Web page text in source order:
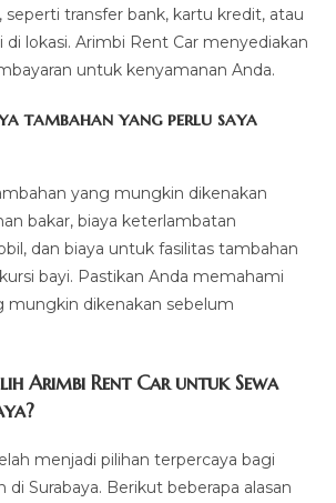
transfer bank, kartu kredit, atau
lokasi. Arimbi Rent Car menyediakan
untuk kenyamanan Anda.
tambahan yang perlu saya
yang mungkin dikenakan
bakar, biaya keterlambatan
dan biaya untuk fasilitas tambahan
bayi. Pastikan Anda memahami
mungkin dikenakan sebelum
Arimbi Rent Car untuk Sewa
menjadi pilihan terpercaya bagi
di Surabaya. Berikut beberapa alasan